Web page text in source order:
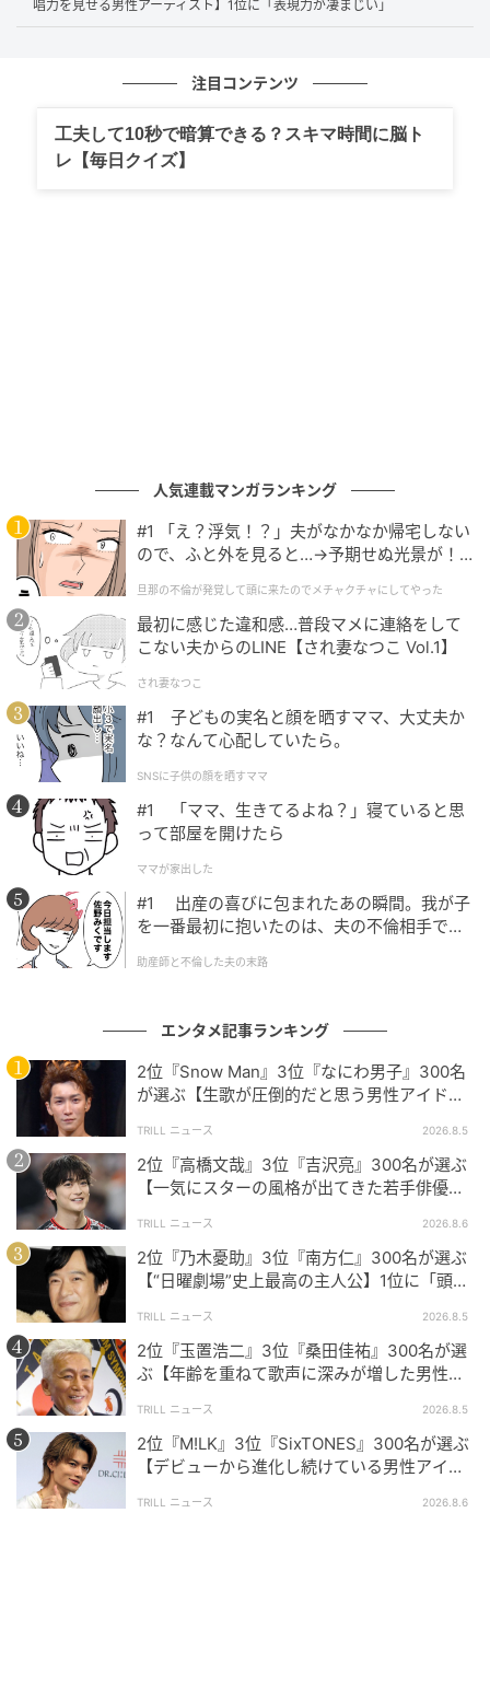
可愛い役から、ワイルドな役までこなせるから。（62歳／男
国宝級に可愛い上に気持ちも強そうで頭の回転も早い（54歳／
と演技力の両立」「若手で一番着物が似合っていて品
がある」など、その清楚な雰囲気と確かな演技力への
支持が多数寄せられています。幅広い世代から“正統
派”として高い評価
時代劇からコメディまでこなす柔軟性と、見る人を一瞬で引き
込む圧倒的な透明感と華を兼ね備えていると思うから。（30歳
／女性）
喜怒哀楽の表現が魅力的で分かりやすくて、かわいい表情があ
るから。（31歳／男性）
透明感あふれる正統派の美しさはもちろんのこと、年齢を重ね
るごとに増していく演技の深みに驚かされます。（49歳／男
国宝級の実力派女優たち
今回ご紹介した3名はいずれも、多方面から「人間国宝
級」と称される理由を持つ実力派ばかりでした。それ
ぞれ異なる個性や魅力がありますが、多くの方々から
熱い支持を集めていることは共通しています。今後も
彼女たちの活躍から目が離せませんね！
※本記事は、自社で募集したアンケートの回答者300名
の意見を集計した結果に基づき制作しています。社会
全体の意見を代表、あるいは断定するものではないこ
とを、あらかじめご了承ください。
※記事内の情報は執筆時点の内容です。
※コメントは原文ママ
唱力を見せる男性アーティスト】1位に「表現力が凄まじい」
注目コンテンツ
工夫して10秒で暗算できる？スキマ時間に脳ト
レ【毎日クイズ】
人気連載マンガランキング
#1 「え？浮気！？」夫がなかなか帰宅しない
ので、ふと外を見ると…→予期せぬ光景が！
クチャにしてやった
旦那の不倫が発覚して頭に来たのでメチャクチャにしてやった
最初に感じた違和感…普段マメに連絡をして
こない夫からのLINE【され妻なつこ Vol.1】
され妻なつこ
#1 子どもの実名と顔を晒すママ、大丈夫か
な？なんて心配していたら。
SNSに子供の顔を晒すママ
#1 「ママ、生きてるよね？」寝ていると思
って部屋を開けたら
ママが家出した
#1 出産の喜びに包まれたあの瞬間。我が子
を一番最初に抱いたのは、夫の不倫相手でし
助産師と不倫した夫の末路
エンタメ記事ランキング
2位『Snow Man』3位『なにわ男子』300名
が選ぶ【生歌が圧倒的だと思う男性アイドル
TRILL ニュース 2026.8.5
2位『高橋文哉』3位『吉沢亮』300名が選ぶ
【一気にスターの風格が出てきた若手俳優】1
TRILL ニュース 2026.8.6
2位『乃木憂助』3位『南方仁』300名が選ぶ
【“日曜劇場”史上最高の主人公】1位に「頭
TRILL ニュース 2026.8.5
2位『玉置浩二』3位『桑田佳祐』300名が選
ぶ【年齢を重ねて歌声に深みが増した男性ア
TRILL ニュース 2026.8.5
2位『M!LK』3位『SixTONES』300名が選ぶ
【デビューから進化し続けている男性アイド
TRILL ニュース 2026.8.6